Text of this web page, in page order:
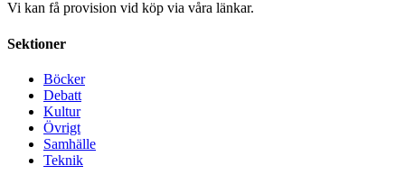
Vi kan få provision vid köp via våra länkar.
Sektioner
Böcker
Debatt
Kultur
Övrigt
Samhälle
Teknik